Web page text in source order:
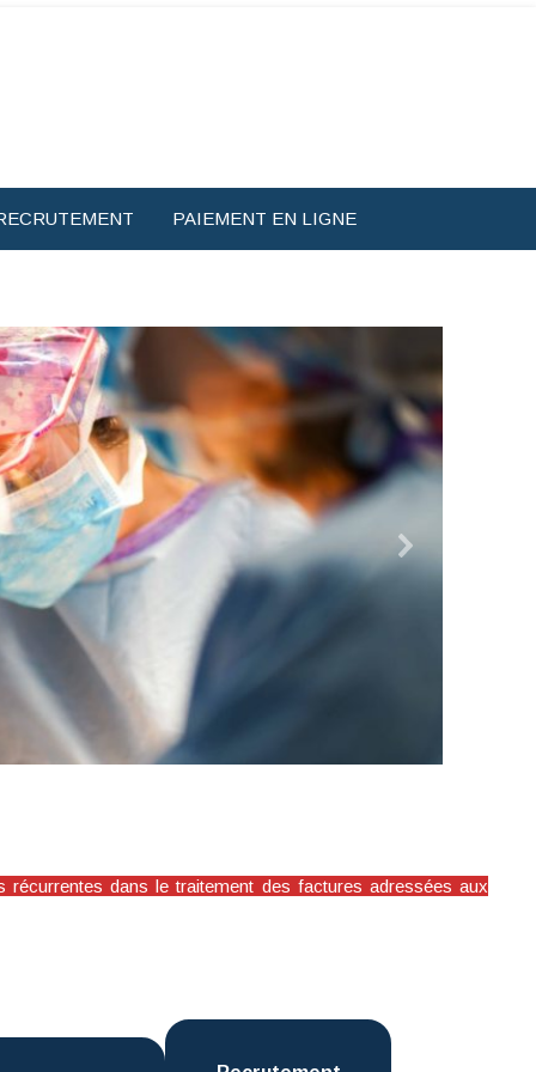
PAIEMENT EN LIGNE
récurrentes dans le traitement des factures adressées aux